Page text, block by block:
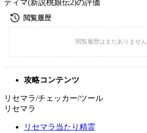
ティマ(新説桃娘伝2)の評価
攻略コンテンツ
リセマラ/チェッカー/ツール
リセマラ
リセマラ当たり精霊